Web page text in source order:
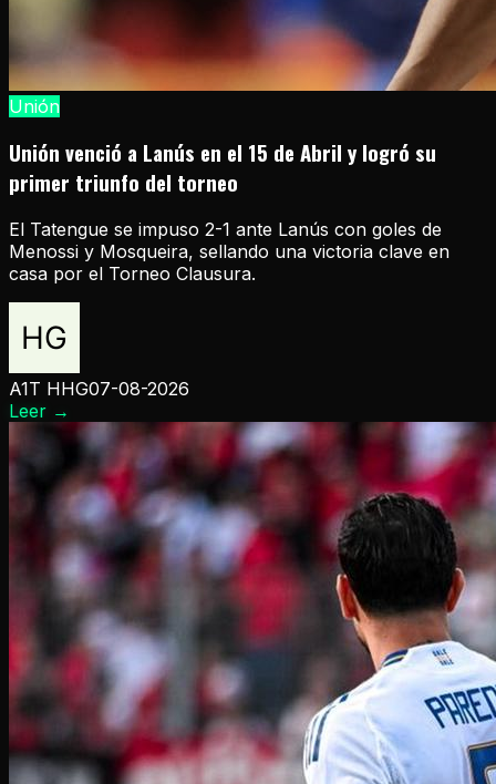
Unión
Unión venció a Lanús en el 15 de Abril y logró su
primer triunfo del torneo
El Tatengue se impuso 2-1 ante Lanús con goles de
Menossi y Mosqueira, sellando una victoria clave en
casa por el Torneo Clausura.
A1T HHG07-08-2026
Leer →